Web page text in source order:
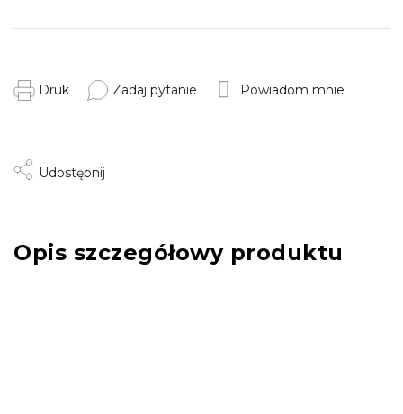
Druk Zadaj pytanie Powiadom mnie
Udostępnij
Opis szczegółowy produktu